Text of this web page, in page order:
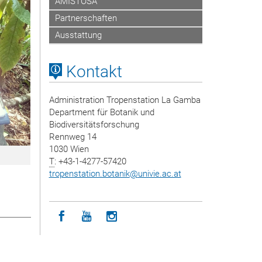
Partnerschaften
Ausstattung
Kontakt
Administration Tropenstation La Gamba
Department für Botanik und
Biodiversitätsforschung
Rennweg 14
1030 Wien
T: +43-1-4277-57420
tropenstation.botanik@univie.ac.at
Icon facebook
Icon youtube
Icon instagram